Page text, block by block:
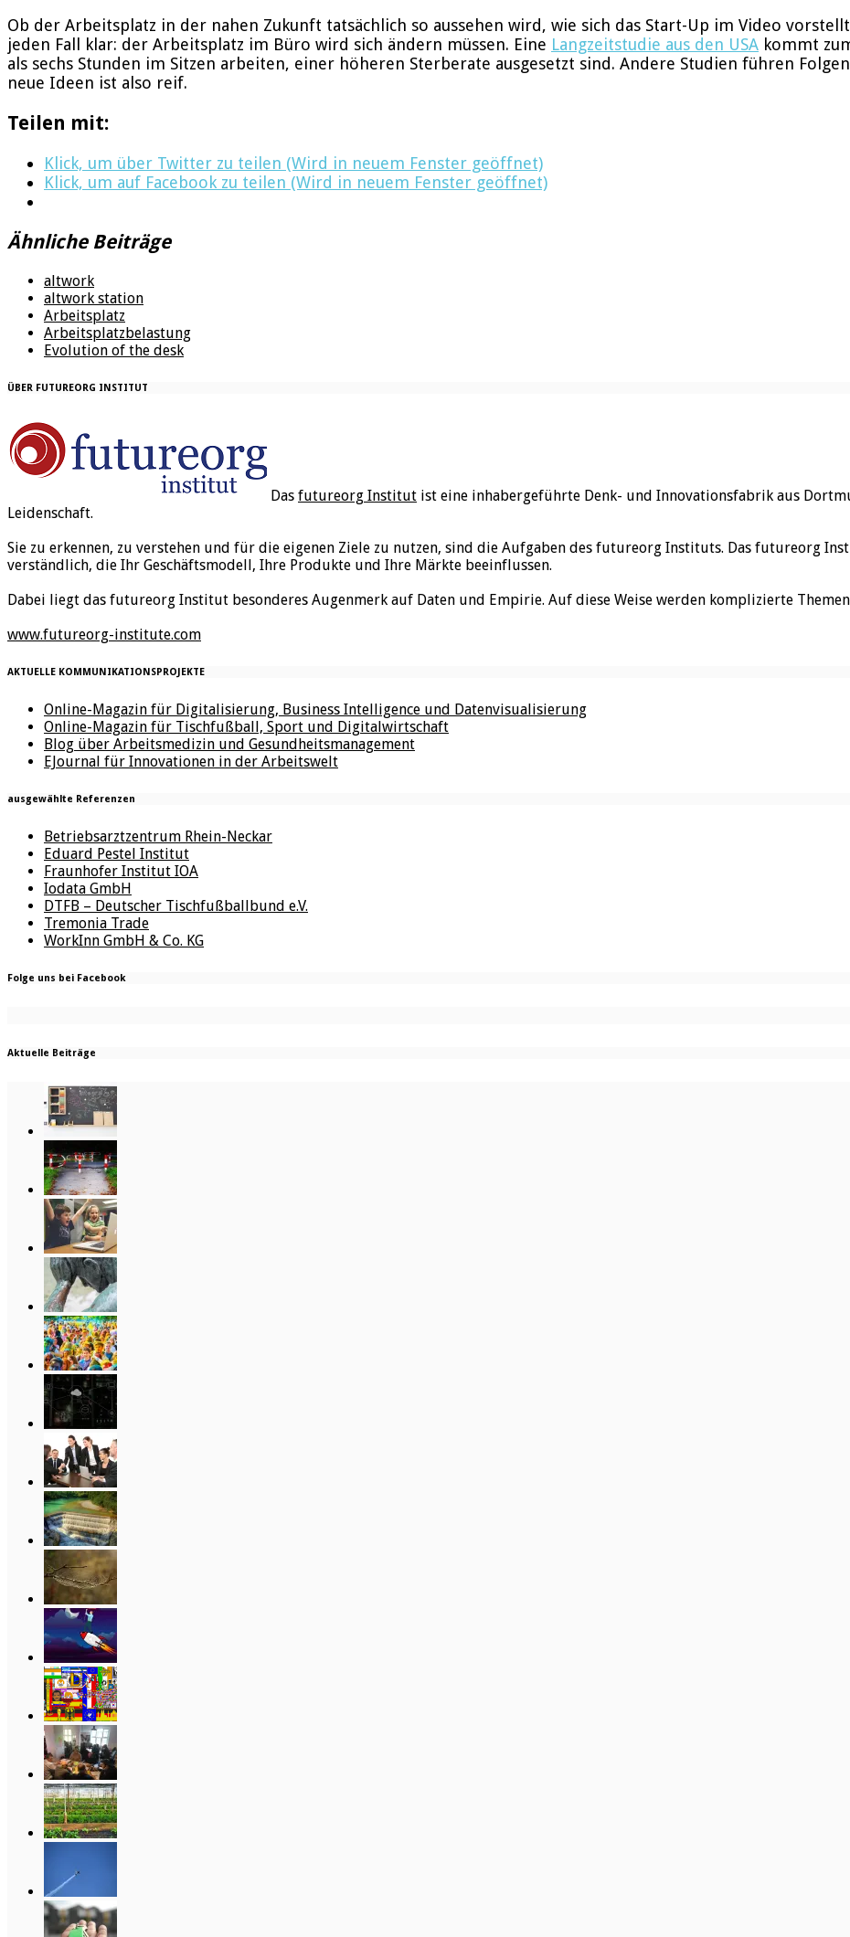
Ob der Arbeitsplatz in der nahen Zukunft tatsächlich so aussehen wird, wie sich das Start-Up im Video
jeden Fall klar: der Arbeitsplatz im Büro wird sich ändern müssen. Eine Langzeitstudie aus den USA kommt
als sechs Stunden im Sitzen arbeiten, einer höheren Sterberate ausgesetzt sind. Andere Studien führen
neue Ideen ist also reif.
Teilen mit:
Klick, um über Twitter zu teilen (Wird in neuem Fenster geöffnet)
Klick, um auf Facebook zu teilen (Wird in neuem Fenster geöffnet)
Ähnliche Beiträge
altwork
altwork station
Arbeitsplatz
Arbeitsplatzbelastung
Evolution of the desk
ÜBER FUTUREORG INSTITUT
Das futureorg Institut ist eine inhabergeführte Denk- und Innovationsfabrik aus
Leidenschaft.
Sie zu erkennen, zu verstehen und für die eigenen Ziele zu nutzen, sind die Aufgaben des futureorg Instituts. Das futureorg
verständlich, die Ihr Geschäftsmodell, Ihre Produkte und Ihre Märkte beeinflussen.
Dabei liegt das futureorg Institut besonderes Augenmerk auf Daten und Empirie. Auf diese Weise werden komplizierte
www.futureorg-institute.com
AKTUELLE KOMMUNIKATIONSPROJEKTE
Online-Magazin für Digitalisierung, Business Intelligence und Datenvisualisierung
Online-Magazin für Tischfußball, Sport und Digitalwirtschaft
Blog über Arbeitsmedizin und Gesundheitsmanagement
EJournal für Innovationen in der Arbeitswelt
ausgewählte Referenzen
Betriebsarztzentrum Rhein-Neckar
Eduard Pestel Institut
Fraunhofer Institut IOA
Iodata GmbH
DTFB – Deutscher Tischfußballbund e.V.
Tremonia Trade
WorkInn GmbH & Co. KG
Folge uns bei Facebook
Aktuelle Beiträge